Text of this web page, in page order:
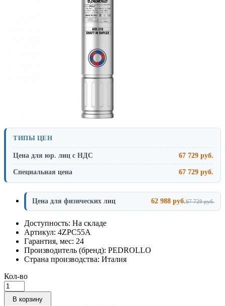
ТИПЫ ЦЕН
Цена для юр. лиц с НДС 67 729 руб.
Специальная цена 67 729 руб.
Цена для физических лиц 62 988 руб.67 729 руб.
Доступность: На складе
Артикул: 4ZPC55A
Гарантия, мес: 24
Производитель (бренд): PEDROLLO
Страна производства: Италия
Кол-во
В корзину